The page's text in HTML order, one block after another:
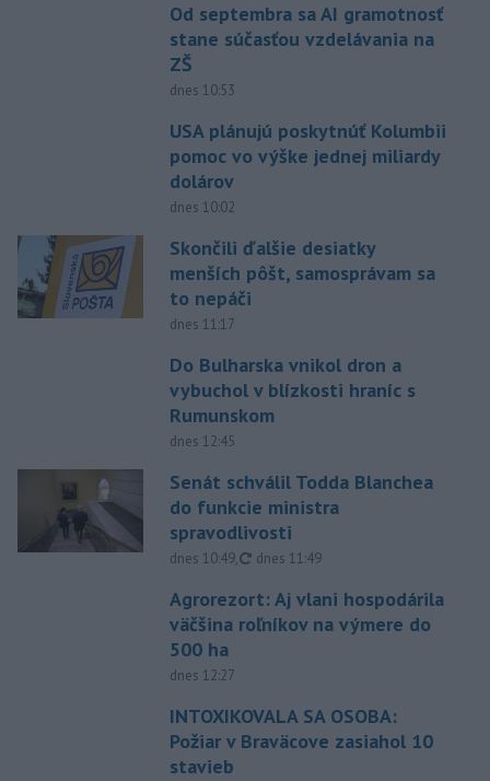
Od septembra sa AI gramotnosť
stane súčasťou vzdelávania na
ZŠ
dnes 10:53
USA plánujú poskytnúť Kolumbii
pomoc vo výške jednej miliardy
dolárov
dnes 10:02
Skončili ďalšie desiatky
menších pôšt, samosprávam sa
to nepáči
dnes 11:17
Do Bulharska vnikol dron a
vybuchol v blízkosti hraníc s
Rumunskom
dnes 12:45
Senát schválil Todda Blanchea
do funkcie ministra
spravodlivosti
dnes 10:49, aktualizované
dnes 11:49
Agrorezort: Aj vlani hospodárila
väčšina roľníkov na výmere do
500 ha
dnes 12:27
INTOXIKOVALA SA OSOBA:
Požiar v Braväcove zasiahol 10
stavieb